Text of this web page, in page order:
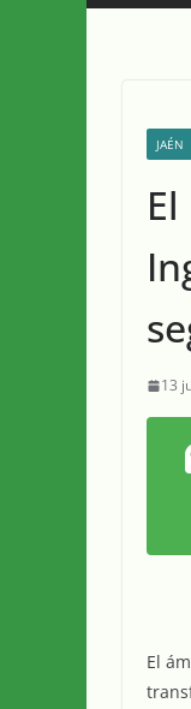
JAÉN
13
El